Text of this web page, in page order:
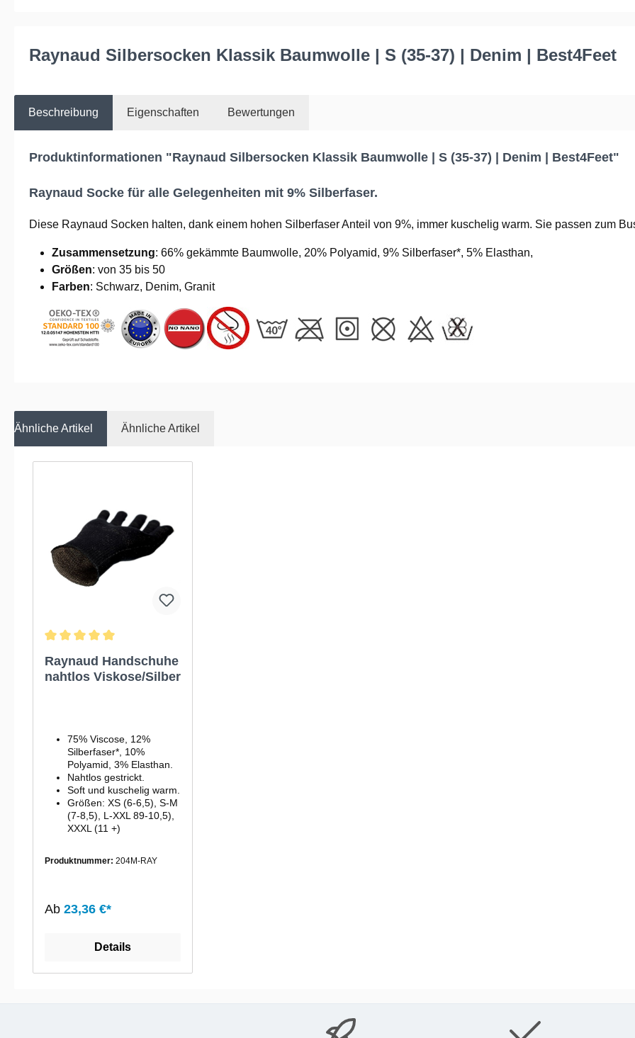
Raynaud Silbersocken Klassik Baumwolle | S (35-37) | Denim | Best4Feet
Beschreibung Eigenschaften Bewertungen
Produktinformationen "Raynaud Silbersocken Klassik Baumwolle | S (35-37) | Denim | Best4Feet"
Raynaud Socke für alle Gelegenheiten mit 9% Silberfaser.
Diese Raynaud Socken halten, dank einem hohen Silberfaser Anteil von 9%, immer kuschelig warm. Sie passen zum
Zusammensetzung: 66% gekämmte Baumwolle, 20% Polyamid, 9% Silberfaser*, 5% Elasthan,
Größen: von 35 bis 50
Farben: Schwarz, Denim, Granit
Ähnliche Artikel Ähnliche Artikel
Raynaud Handschuhe
nahtlos Viskose/Silber
75% Viscose, 12%
Silberfaser*, 10%
Polyamid, 3% Elasthan.
Nahtlos gestrickt.
Soft und kuschelig warm.
Größen: XS (6-6,5), S-M
(7-8,5), L-XXL 89-10,5),
XXXL (11 +)
Produktnummer: 204M-RAY
Ab 23,36 €*
Details